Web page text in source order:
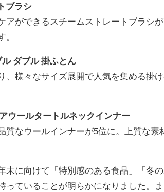
ブラシ
アができるスチームストレートブラシ
。
ダブル 掛ふとん
、様々なサイズ展開で人気を集める掛
ウールタートルネックインナー
質なウールインナーが5位に。上質な素
末に向けて「特別感のある食品」「冬の
っていることが明らかになりました。